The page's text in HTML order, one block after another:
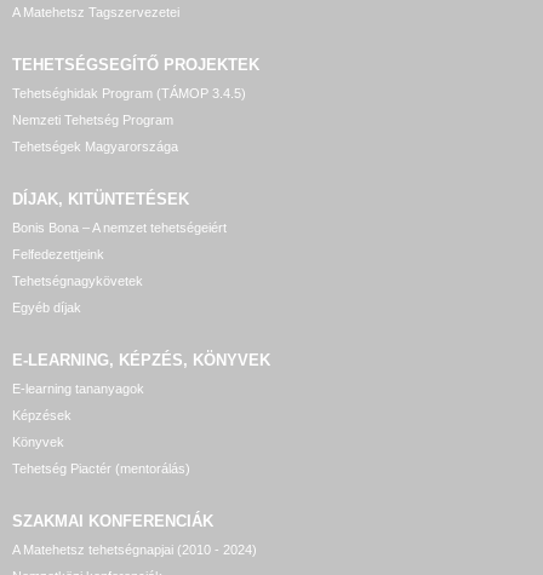
A Matehetsz Tagszervezetei
TEHETSÉGSEGÍTŐ PROJEKTEK
Tehetséghidak Program (TÁMOP 3.4.5)
Nemzeti Tehetség Program
Tehetségek Magyarországa
DÍJAK, KITÜNTETÉSEK
Bonis Bona – A nemzet tehetségeiért
Felfedezettjeink
Tehetségnagykövetek
Egyéb díjak
E-LEARNING, KÉPZÉS, KÖNYVEK
E-learning tananyagok
Képzések
Könyvek
Tehetség Piactér (mentorálás)
SZAKMAI KONFERENCIÁK
A Matehetsz tehetségnapjai (2010 - 2024)